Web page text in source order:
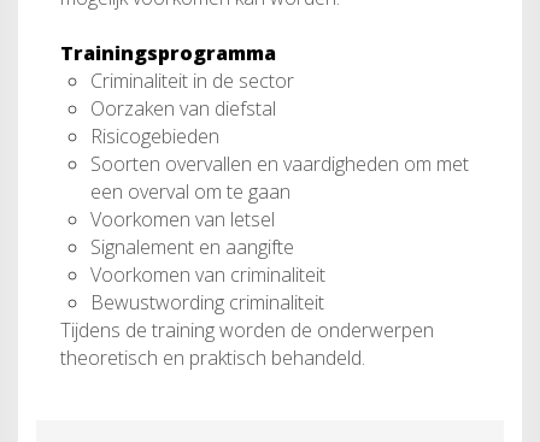
Trainingsprogramma
Criminaliteit in de sector
Oorzaken van diefstal
Risicogebieden
Soorten overvallen en vaardigheden om met
een overval om te gaan
Voorkomen van letsel
Signalement en aangifte
Voorkomen van criminaliteit
Bewustwording criminaliteit
Tijdens de training worden de onderwerpen
theoretisch en praktisch behandeld.